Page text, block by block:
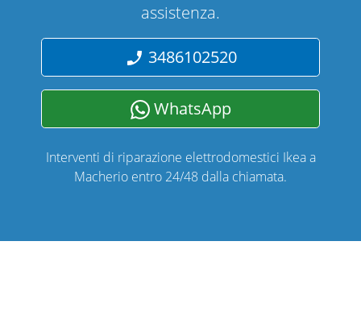
assistenza.
3486102520
WhatsApp
Interventi di riparazione elettrodomestici Ikea a
Macherio entro 24/48 dalla chiamata.